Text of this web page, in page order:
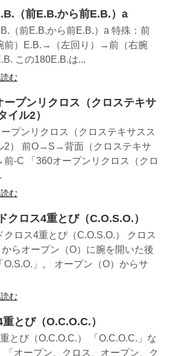
（前E.B.から前E.B.）a
（前E.B.から前E.B.）a 特殊：前
前）E.B.→（左回り）→前（右腕
この180E.B.は...
む
ープンリクロス（クロステキサ
イル2）
プンリクロス（クロステキサスス
2） 前O→S→背面（クロステキサ
-C 「360オープンリクロス（クロ
む
クロス4重とび（C.O.S.O.）
クロス4重とび（C.O.S.O.） クロス
からオープン（O）に腕を開いた後
O.S.O.」。 オープン（O）からサ
む
とび（O.C.O.C.）
とび（O.C.O.C.） 「O.C.O.C.」な
「オープン、クロス、オープン、ク